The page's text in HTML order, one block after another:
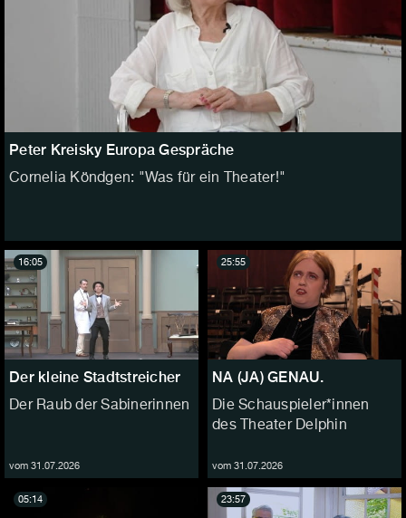
Peter Kreisky Europa Gespräche
Cornelia Köndgen: "Was für ein Theater!"
Der kleine Stadtstreicher
Der Raub der Sabinerinnen
vom 31.07.2026
16:05
NA (JA) GENAU.
Die Schauspieler*innen
des Theater Delphin
vom 31.07.2026
25:55
05:14 23:57